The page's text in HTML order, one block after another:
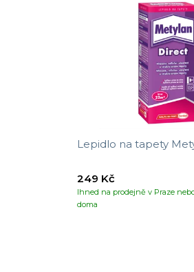
Lepidlo na tapety
Ihned na prodejně v Praze
doma
249 Kč